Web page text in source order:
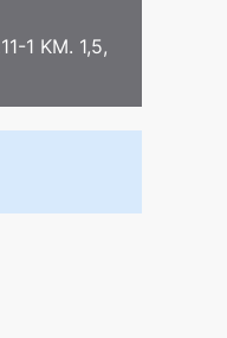
1 KM. 1,5,